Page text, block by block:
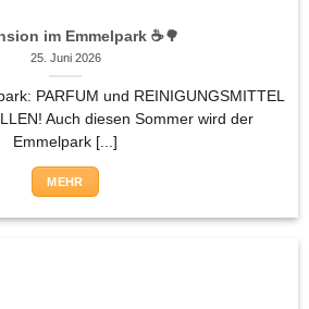
im Emmelpark ☕🌳
25. Juni 2026
PARFUM und REINIGUNGSMITTEL
Auch diesen Sommer wird der
Emmelpark [...]
MEHR